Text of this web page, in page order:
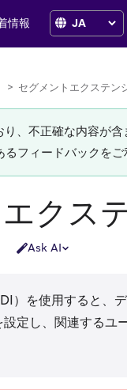
情報
> セグメントエクステン
、不正確な内容が
フィードバックをご
クス
Ask AI
）を使用すると、
定し、関連するユ